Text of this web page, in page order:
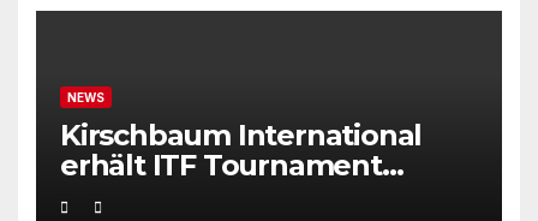
NEWS
Kirschbaum International
erhält ITF Tournament
Recognition Award 2025